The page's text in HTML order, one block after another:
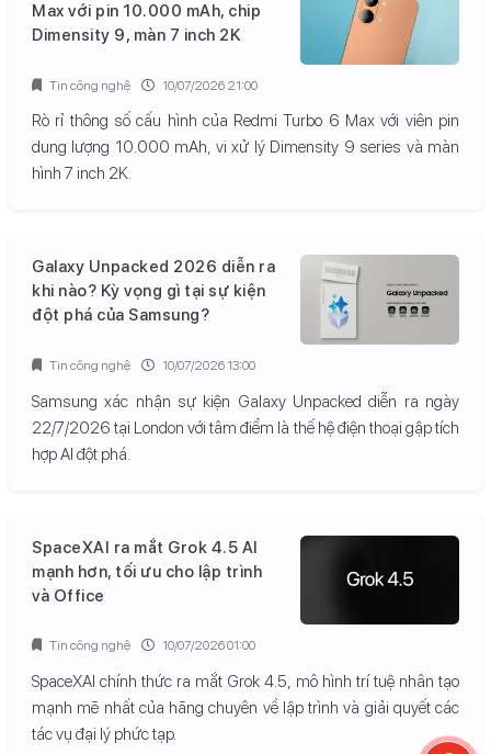
Max với pin 10.000 mAh, chip
Dimensity 9, màn 7 inch 2K
Rò rỉ thông số cấu hình của Redmi Turbo 6 Max với viên pin
dung lượng 10.000 mAh, vi xử lý Dimensity 9 series và màn
hình 7 inch 2K.
Tin công nghệ 10/07/2026 21:00
Galaxy Unpacked 2026 diễn ra
khi nào? Kỳ vọng gì tại sự kiện
đột phá của Samsung?
Samsung xác nhận sự kiện Galaxy Unpacked diễn ra ngày
22/7/2026 tại London với tâm điểm là thế hệ điện thoại gập tích
hợp AI đột phá.
Tin công nghệ 10/07/2026 13:00
SpaceXAI ra mắt Grok 4.5 AI
mạnh hơn, tối ưu cho lập trình
và Office
SpaceXAI chính thức ra mắt Grok 4.5, mô hình trí tuệ nhân tạo
mạnh mẽ nhất của hãng chuyên về lập trình và giải quyết các
tác vụ đại lý phức tạp.
Tin công nghệ 10/07/2026 01:00